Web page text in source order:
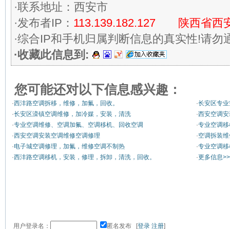
·联系地址：西安市
·发布者IP： 113.139.182.127 陕西省西
·综合IP和手机归属判断信息的真实性!请勿
·收藏此信息到:
您可能还对以下信息感兴趣：
·西沣路空调拆移，维修，加氟，回收。 ·长安区专
·长安区滦镇空调维修，加冷媒，安装，清洗 ·西安空调
·专业空调维修、空调加氟、空调移机、回收空调 ·专业空调
·西安空调安装空调维修空调修理 ·空调拆装
·电子城空调修理，加氟，维修空调不制热 ·专业空调
·西沣路空调移机，安装，修理，拆卸，清洗，回收。 ·更多信息
用户登录名： 匿名发布 [登录 注册]